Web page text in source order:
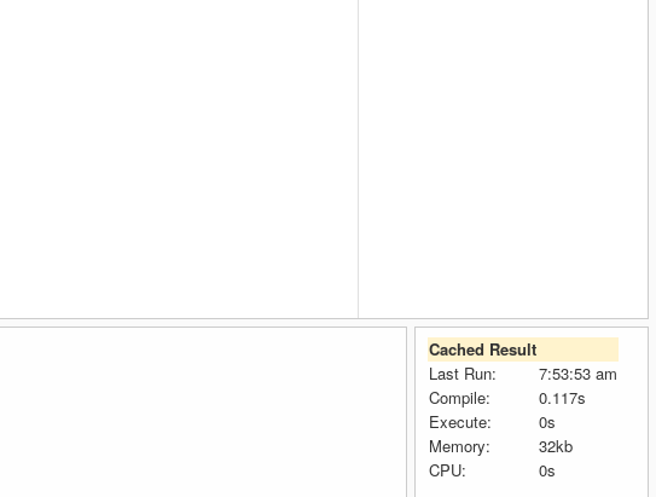
Cached Result
Last Run:
7:53:53 am
Compile:
0.117s
Execute:
0s
Memory:
32kb
CPU:
0s